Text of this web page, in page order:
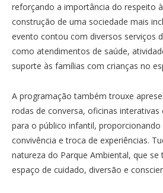
reforçando a importância do respeito
construção de uma sociedade mais
evento contou com diversos serviços
como atendimentos de saúde,
suporte às famílias com crianças no
A programação também trouxe
rodas de conversa, oficinas
para o público infantil,
convivência e troca de experiências.
natureza do Parque Ambiental, que
espaço de cuidado, diversão e